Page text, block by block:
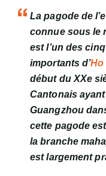
La pagode de
connue sous le
est l’un des
importants d’Ho
début du XXe
Cantonais
Guangzhou
cette pagode
la branche
est largement